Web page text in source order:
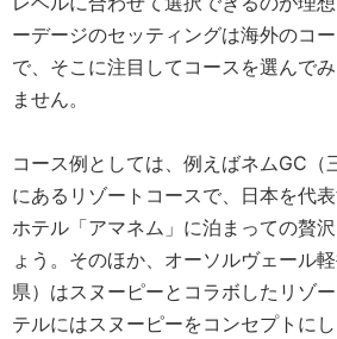
ーデージのセッティングは海外のコ
で、そこに注目してコースを選んで
ません。
コース例としては、例えばネムGC（
にあるリゾートコースで、日本を代
ホテル「アマネム」に泊まっての贅
ょう。そのほか、オーソルヴェール
県）はスヌーピーとコラボしたリゾ
テルにはスヌーピーをコンセプトに